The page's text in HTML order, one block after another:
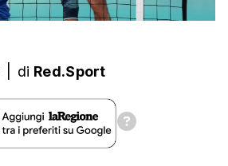
di Red.Sport